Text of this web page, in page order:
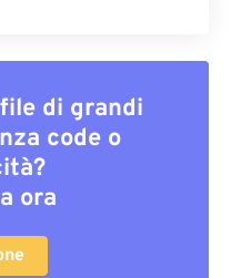
di grandi
code o
ora